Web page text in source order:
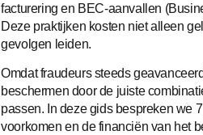
facturering en BEC-aanvallen
Deze praktijken kosten niet alleen
gevolgen leiden.
Omdat fraudeurs steeds
beschermen door de juiste
passen. In deze gids bespreken we
voorkomen en de financiën van het